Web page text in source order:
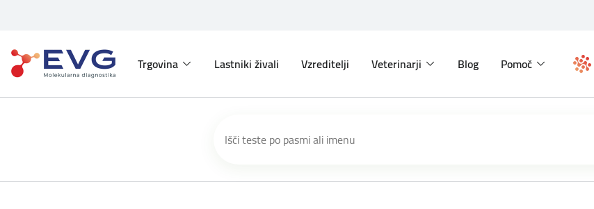
Trgovina Lastniki živali Vzreditelji Veterinarji Blog Pomoč